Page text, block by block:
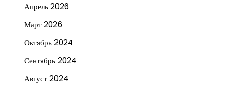
Апрель 2026
Март 2026
Октябрь 2024
Сентябрь 2024
Август 2024